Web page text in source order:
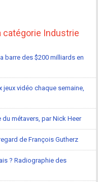
catégorie Industrie
barre des $200 milliards en
jeux vidéo chaque semaine,
métavers, par Nick Heer
de François Gutherz
? Radiographie des